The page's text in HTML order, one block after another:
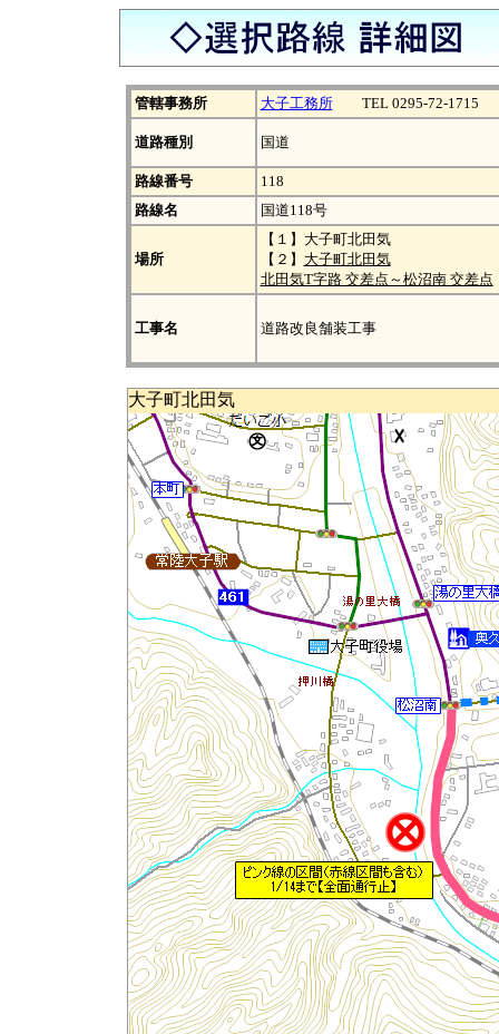
管轄事務所 大子工務所TEL 0295-72-1715
道路種別 国道
路線番号
118
路線名
国道118号
場所
【１】大子町北田気
【２】 大子町北田気
北田気T字路 交差点～松沼南 交差点
工事名 道路改良舗装工事
大子町北田気